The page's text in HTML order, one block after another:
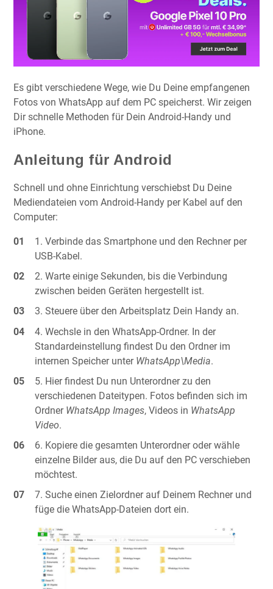
Es gibt verschiedene Wege, wie Du Deine empfangenen
Fotos von WhatsApp auf dem PC speicherst. Wir zeigen
Dir schnelle Methoden für Dein Android-Handy und
iPhone.
Anleitung für Android
Schnell und ohne Einrichtung verschiebst Du Deine
Mediendateien vom Android-Handy per Kabel auf den
Computer:
Verbinde das Smartphone und den Rechner per
USB-Kabel.
Warte einige Sekunden, bis die Verbindung
zwischen beiden Geräten hergestellt ist.
Steuere über den Arbeitsplatz Dein Handy an.
Wechsle in den WhatsApp-Ordner. In der
Standardeinstellung findest Du den Ordner im
internen Speicher unter WhatsApp\Media.
Hier findest Du nun Unterordner zu den
verschiedenen Dateitypen. Fotos befinden sich im
Ordner WhatsApp Images, Videos in WhatsApp
Video.
Kopiere die gesamten Unterordner oder wähle
einzelne Bilder aus, die Du auf den PC verschieben
möchtest.
Suche einen Zielordner auf Deinem Rechner und
füge die WhatsApp-Dateien dort ein.